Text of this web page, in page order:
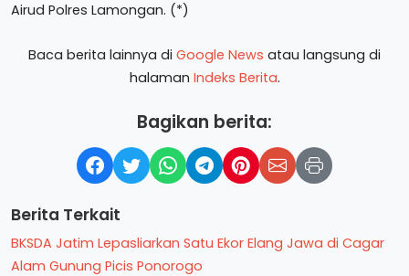
Airud Polres Lamongan. (*)
Baca berita lainnya di Google News atau langsung di
halaman Indeks Berita.
Bagikan berita:
Berita Terkait
BKSDA Jatim Lepasliarkan Satu Ekor Elang Jawa di Cagar
Alam Gunung Picis Ponorogo